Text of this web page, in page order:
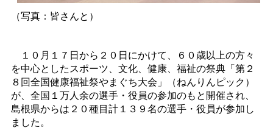
（写真：皆さんと）
１０月１７日から２０日にかけて、６０歳以上の方々
を中心としたスポーツ、文化、健康、福祉の祭典「第２
８回全国健康福祉祭やまぐち大会」（ねんりんピック）
が、全国１万人余の選手・役員の参加のもと開催され、
島根県からは２０種目計１３９名の選手・役員が参加し
ました。